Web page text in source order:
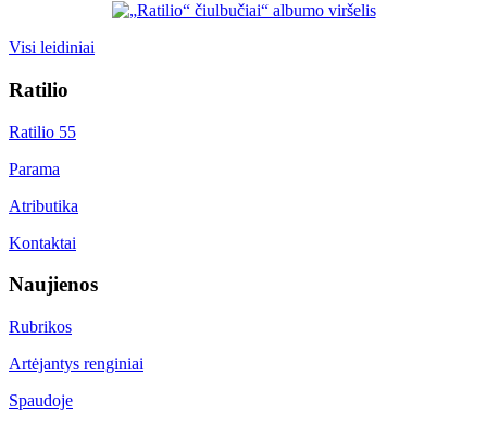
Visi leidiniai
Ratilio
Ratilio 55
Parama
Atributika
Kontaktai
Naujienos
Rubrikos
Artėjantys renginiai
Spaudoje